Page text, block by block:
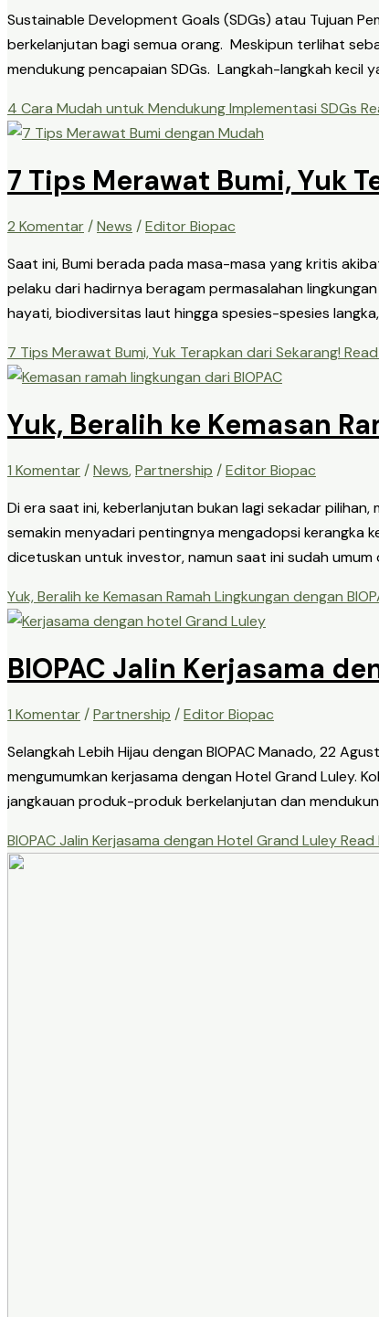
Sustainable Development Goals (SDGs) atau Tujuan
berkelanjutan bagi semua orang. Meskipun terlihat
mendukung pencapaian SDGs. Langkah-langkah kecil
4 Cara Mudah untuk Mendukung Implementasi SDGs
7 Tips Merawat Bumi, Yuk
2 Komentar /News /Editor Biopac
Saat ini, Bumi berada pada masa-masa yang kritis
pelaku dari hadirnya beragam permasalahan
hayati, biodiversitas laut hingga spesies-spesies
7 Tips Merawat Bumi, Yuk Terapkan dari Sekarang!
Yuk, Beralih ke Kemasan
1 Komentar /News,Partnership /Editor Biopac
Di era saat ini, keberlanjutan bukan lagi sekadar
semakin menyadari pentingnya mengadopsi kerangka
dicetuskan untuk investor, namun saat ini sudah
Yuk, Beralih ke Kemasan Ramah Lingkungan dengan
BIOPAC Jalin Kerjasama
1 Komentar /Partnership /Editor Biopac
Selangkah Lebih Hijau dengan BIOPAC Manado, 22
mengumumkan kerjasama dengan Hotel Grand Luley.
jangkauan produk-produk berkelanjutan dan
BIOPAC Jalin Kerjasama dengan Hotel Grand LuleyRead